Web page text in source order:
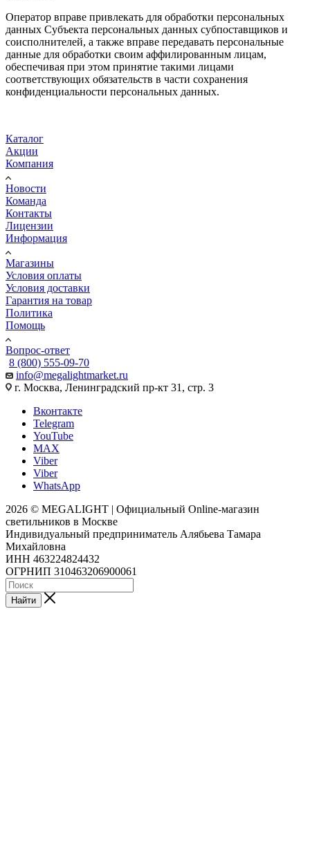
Оператор вправе привлекать для обработки персональных
данных Субъекта персональных данных субпоставщиков и
соисполнителей, а также вправе передавать персональные
данные для обработки своим аффилированным лицам,
обеспечивая при этом принятие такими лицами
соответствующих обязательств в части сохранения
конфиденциальности персональных данных.
Каталог
Акции
Компания
Новости
Команда
Контакты
Лицензии
Информация
Магазины
Условия оплаты
Условия доставки
Гарантия на товар
Политика
Помощь
Вопрос-ответ
8 (800) 555-09-70
info@megalightmarket.ru
г. Москва, Ленинградский пр-кт 31, стр. 3
Вконтакте
Telegram
YouTube
MAX
Viber
Viber
WhatsApp
2026 © MEGALIGHT | Официальный Online-магазин
светильников в Москве
Индивидуальный предприниматель Алябьева Тамара
Михайловна
ИНН 463224824432
ОГРНИП 310463206900061
Найти